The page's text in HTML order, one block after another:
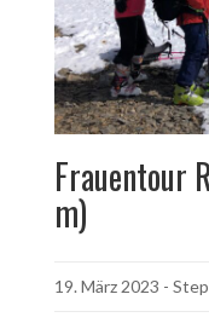
Frauentour
m)
19. März 2023 -